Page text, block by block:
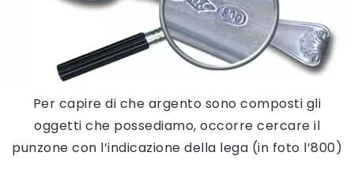
Per capire di che argento sono composti gli
oggetti che possediamo, occorre cercare il
punzone con l’indicazione della lega (in foto l’800)